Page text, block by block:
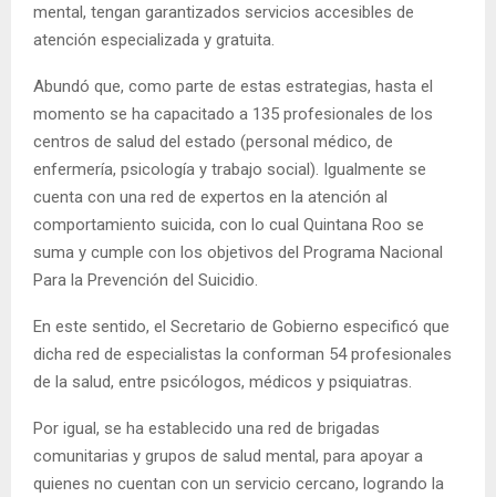
mental, tengan garantizados servicios accesibles de
atención especializada y gratuita.
Abundó que, como parte de estas estrategias, hasta el
momento se ha capacitado a 135 profesionales de los
centros de salud del estado (personal médico, de
enfermería, psicología y trabajo social). Igualmente se
cuenta con una red de expertos en la atención al
comportamiento suicida, con lo cual Quintana Roo se
suma y cumple con los objetivos del Programa Nacional
Para la Prevención del Suicidio.
En este sentido, el Secretario de Gobierno especificó que
dicha red de especialistas la conforman 54 profesionales
de la salud, entre psicólogos, médicos y psiquiatras.
Por igual, se ha establecido una red de brigadas
comunitarias y grupos de salud mental, para apoyar a
quienes no cuentan con un servicio cercano, logrando la